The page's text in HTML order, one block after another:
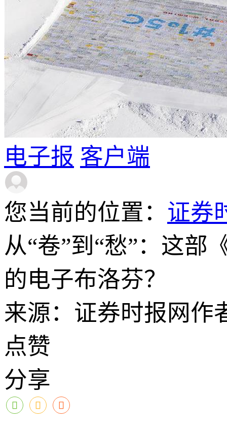
电子报 客户端
您当前的位置： 证券
从“卷”到“愁”：这部
的电子布洛芬？
来源：证券时报网作
点赞
分享